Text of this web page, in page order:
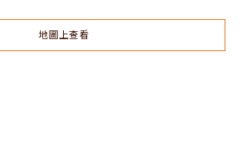
地圖上查看